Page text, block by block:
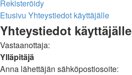
Rekisteröidy
Etusivu Yhteystiedot käyttäjälle
Etsi
Yhteystiedot käyttäjälle
Vastaanottaja:
Ylläpitäjä
Anna lähettäjän sähköpostiosoite: